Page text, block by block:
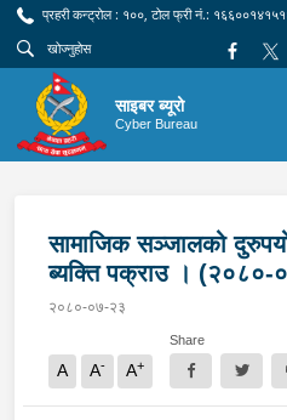
प्रहरी कन्ट्रोल : १००, टोल फ्री नं.:
साइबर ब्यूरो
Cyber Bureau
सामाजिक सञ्जालको
ब्यक्ति पक्राउ । (२०८०-
२०८०-०७-२३
A A- A+
Share